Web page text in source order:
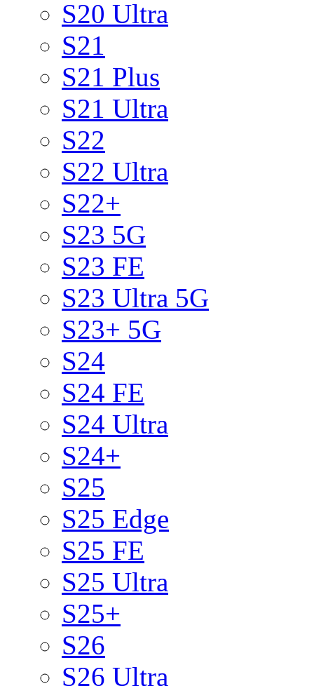
S20 Ultra
S21
S21 Plus
S21 Ultra
S22
S22 Ultra
S22+
S23 5G
S23 FE
S23 Ultra 5G
S23+ 5G
S24
S24 FE
S24 Ultra
S24+
S25
S25 Edge
S25 FE
S25 Ultra
S25+
S26
S26 Ultra